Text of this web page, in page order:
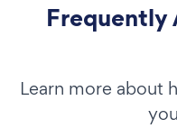
Frequently
Learn more about